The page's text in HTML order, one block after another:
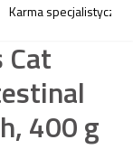
Karma specjalistyczna
400 g